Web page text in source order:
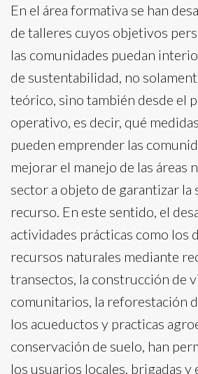
En el área formativa se han
de talleres cuyos objetivos
las comunidades puedan
de sustentabilidad, no
teórico, sino también desde el
operativo, es decir, qué
pueden emprender las
mejorar el manejo de las áreas
sector a objeto de garantizar la
recurso. En este sentido, el
actividades prácticas como los
recursos naturales mediante
transectos, la construcción de
comunitarios, la reforestación
los acueductos y practicas
conservación de suelo, han
los usuarios locales, brigadas y